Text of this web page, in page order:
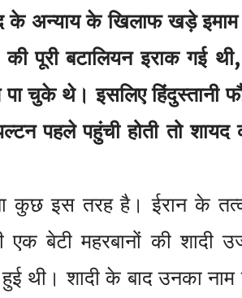
के अन्याय के खिलाफ खड़े
की पूरी बटालियन इराक गई
चुके थे। इसलिए हिंदुस्तानी
पहले पहुंची होती तो शायद
कुछ इस तरह है। ईरान के
एक बेटी महरबानों की शादी
थी। शादी के बाद उनका